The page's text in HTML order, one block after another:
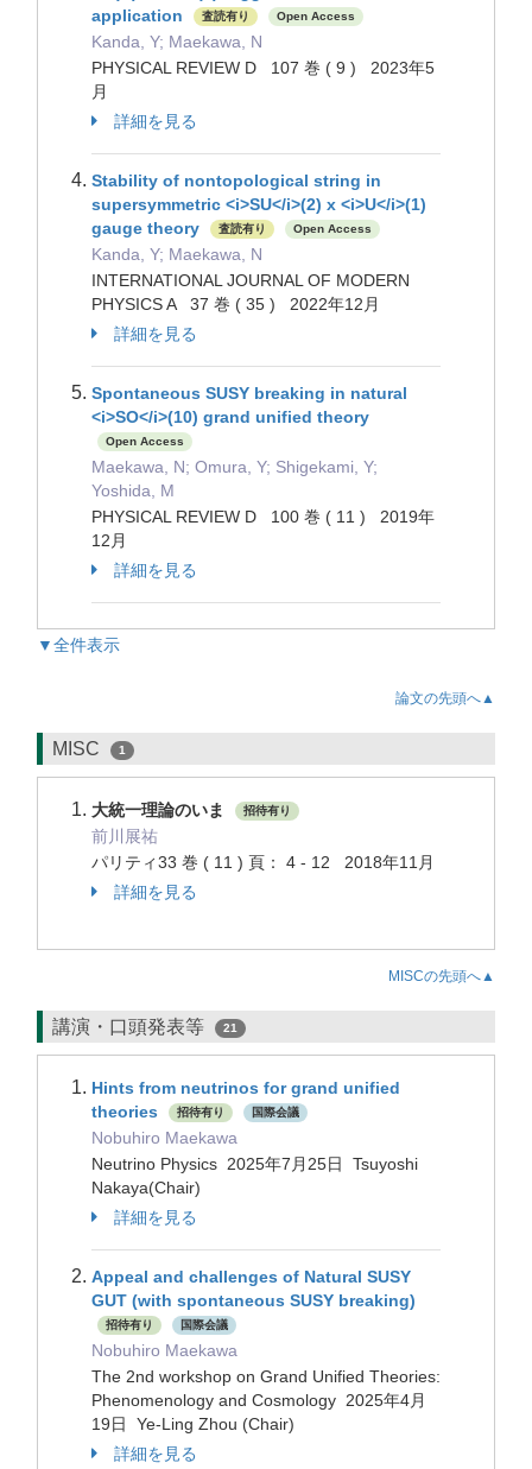
application
査読有り Open Access
Kanda, Y; Maekawa, N
PHYSICAL REVIEW D 107 巻 ( 9 ) 2023年5
月
詳細を見る
Stability of nontopological string in
supersymmetric <i>SU</i>(2) x <i>U</i>(1)
gauge theory
査読有り Open Access
Kanda, Y; Maekawa, N
INTERNATIONAL JOURNAL OF MODERN
PHYSICS A 37 巻 ( 35 ) 2022年12月
詳細を見る
Spontaneous SUSY breaking in natural
<i>SO</i>(10) grand unified theory
Open Access
Maekawa, N; Omura, Y; Shigekami, Y;
Yoshida, M
PHYSICAL REVIEW D 100 巻 ( 11 ) 2019年
12月
詳細を見る
▼全件表示
論文の先頭へ▲
MISC 1
大統一理論のいま 招待有り
前川展祐
パリティ33 巻 ( 11 ) 頁： 4 - 12 2018年11月
詳細を見る
MISCの先頭へ▲
講演・口頭発表等 21
Hints from neutrinos for grand unified
theories
招待有り 国際会議
Nobuhiro Maekawa
Neutrino Physics 2025年7月25日 Tsuyoshi
Nakaya(Chair)
詳細を見る
Appeal and challenges of Natural SUSY
GUT (with spontaneous SUSY breaking)
招待有り 国際会議
Nobuhiro Maekawa
The 2nd workshop on Grand Unified Theories:
Phenomenology and Cosmology 2025年4月
19日 Ye-Ling Zhou (Chair)
詳細を見る